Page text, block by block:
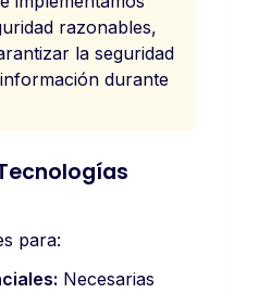
razonables,
la seguridad
durante
para:
Necesarias